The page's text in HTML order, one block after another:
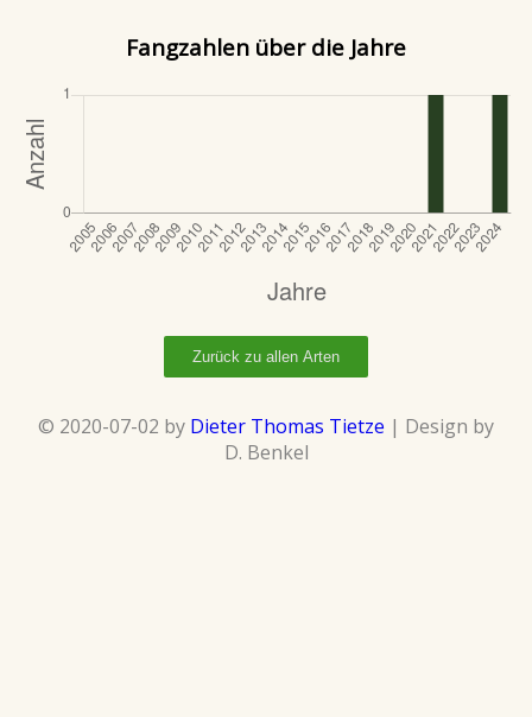
Fangzahlen über die Jahre
Zurück zu allen Arten
© 2020-07-02 by Dieter Thomas Tietze | Design by
D. Benkel